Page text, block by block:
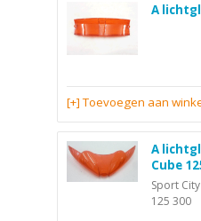
A
[+] Toevoegen aan
A
Cube
Sport
125 300